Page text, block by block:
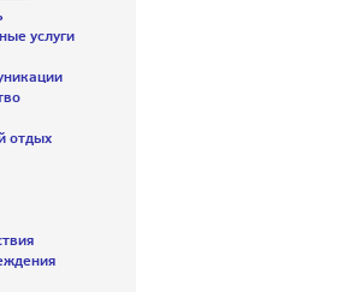
услуги
отдых